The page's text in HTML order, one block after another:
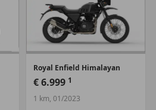
Royal Enfield Himalayan
€ 6.999 1
1 km, 01/2023